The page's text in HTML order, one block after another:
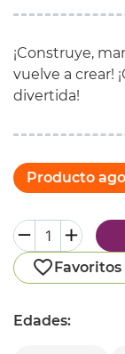
¡Construye,
vuelve a crear!
divertida!
Producto
Favoritos
Edades: